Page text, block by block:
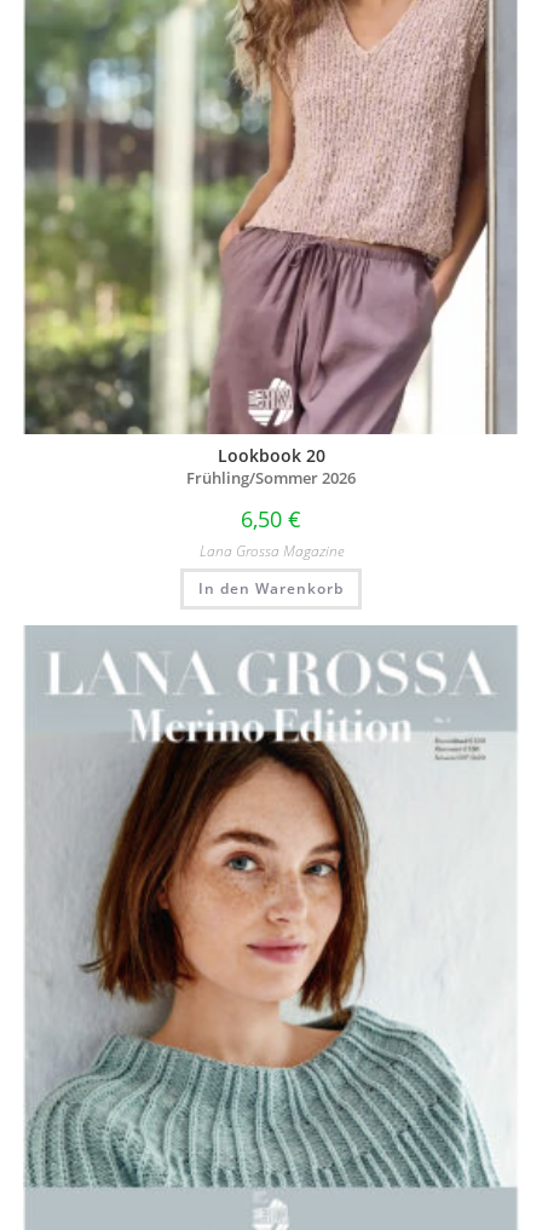
Lookbook 20
Frühling/Sommer 2026
6,50 €
Lana Grossa Magazine
In den Warenkorb